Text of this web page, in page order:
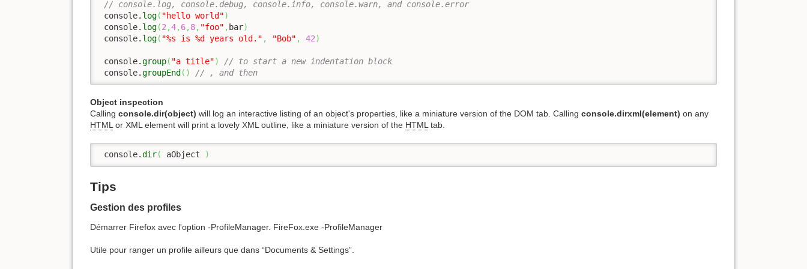
// console.log, console.debug, console.info, console.warn, and console.error
console. log( "hello world")
console. log(2 ,4,6,8, "foo" ,bar)
console. log( "%s is %d years old." , "Bob" , 42)
console.group( "a title")
// to start a new indentation block
console.groupEnd( ) // , and then
Object inspection
Calling console.dir(object) will log an interactive listing of an object's properties, like a miniature version of the DOM tab. Calling console.dirxml(element) on any
HTML or XML element will print a lovely XML outline, like a miniature version of the HTML tab.
console.dir( aObject )
Tips
Gestion des profiles
Démarrer Firefox avec l'option -ProfileManager. FireFox.exe -ProfileManager
Utile pour ranger un profile ailleurs que dans “Documents & Settings”.